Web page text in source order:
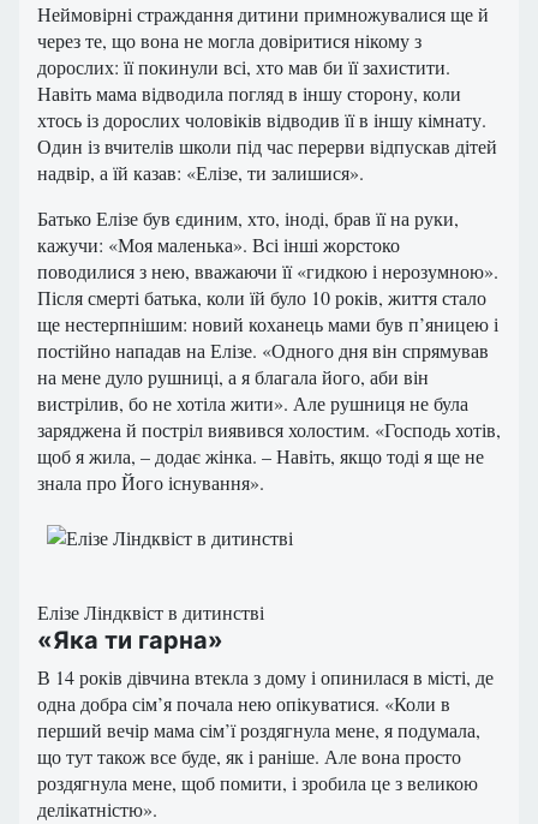
Неймовірні страждання дитини примножувалися ще й
через те, що вона не могла довіритися нікому з
дорослих: її покинули всі, хто мав би її захистити.
Навіть мама відводила погляд в іншу сторону, коли
хтось із дорослих чоловіків відводив її в іншу кімнату.
Один із вчителів школи під час перерви відпускав дітей
надвір, а їй казав: «Елізе, ти залишися».
Батько Елізе був єдиним, хто, іноді, брав її на руки,
кажучи: «Моя маленька». Всі інші жорстоко
поводилися з нею, вважаючи її «гидкою і нерозумною».
Після смерті батька, коли їй було 10 років, життя стало
ще нестерпнішим: новий коханець мами був п’яницею і
постійно нападав на Елізе. «Одного дня він спрямував
на мене дуло рушниці, а я благала його, аби він
вистрілив, бо не хотіла жити». Але рушниця не була
заряджена й постріл виявився холостим. «Господь хотів,
щоб я жила, – додає жінка. – Навіть, якщо тоді я ще не
знала про Його існування».
Елізе Ліндквіст в дитинстві
«Яка ти гарна»
В 14 років дівчина втекла з дому і опинилася в місті, де
одна добра сім’я почала нею опікуватися. «Коли в
перший вечір мама сім’ї роздягнула мене, я подумала,
що тут також все буде, як і раніше. Але вона просто
роздягнула мене, щоб помити, і зробила це з великою
делікатністю».